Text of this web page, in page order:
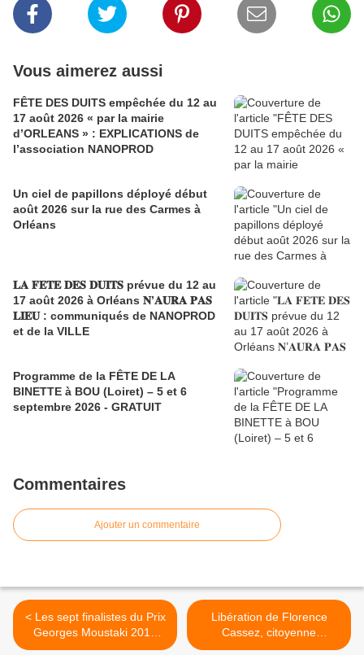
Vous aimerez aussi
FÊTE DES DUITS empêchée du 12 au
17 août 2026 « par la mairie
d’ORLEANS » : EXPLICATIONS de
l’association NANOPROD
Un ciel de papillons déployé début
août 2026 sur la rue des Carmes à
Orléans
𝐋𝐀 𝐅𝐄𝐓𝐄 𝐃𝐄𝐒 𝐃𝐔𝐈𝐓𝐒 prévue du 12 au
17 août 2026 à Orléans 𝐍’𝐀𝐔𝐑𝐀 𝐏𝐀𝐒
𝐋𝐈𝐄𝐔 : communiqués de NANOPROD
et de la VILLE
Programme de la FÊTE DE LA
BINETTE à BOU (Loiret) – 5 et 6
septembre 2026 - GRATUIT
Commentaires
Ajouter un commentaire
< Les sept finalistes du Prix
Georges Moustaki 2013
sont...
Libération de Florence
Cassez, citoyenne
d'honneur de la ville